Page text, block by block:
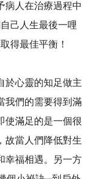
病人在治療過程中
己人生最後一哩
得最佳平衡！
心靈的知足做主
我們的需要得到滿
使滿足的是一個很
故當人們降低對生
幸福相遇。另一方